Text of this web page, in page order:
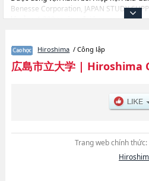
Benesse Corporation, JAPAN STUDY
khoảng 1.300 trường đại học, cao học,
thông tin cần thiết dành cho du học sinh,
International StudieshoặcGraduate
ScienceshoặcGraduate school of
tuyển như số lượng tuyển sinh, số lượng
Hiroshima / Công lập
広島市立大学| Hiroshima
Trang web chính thức: